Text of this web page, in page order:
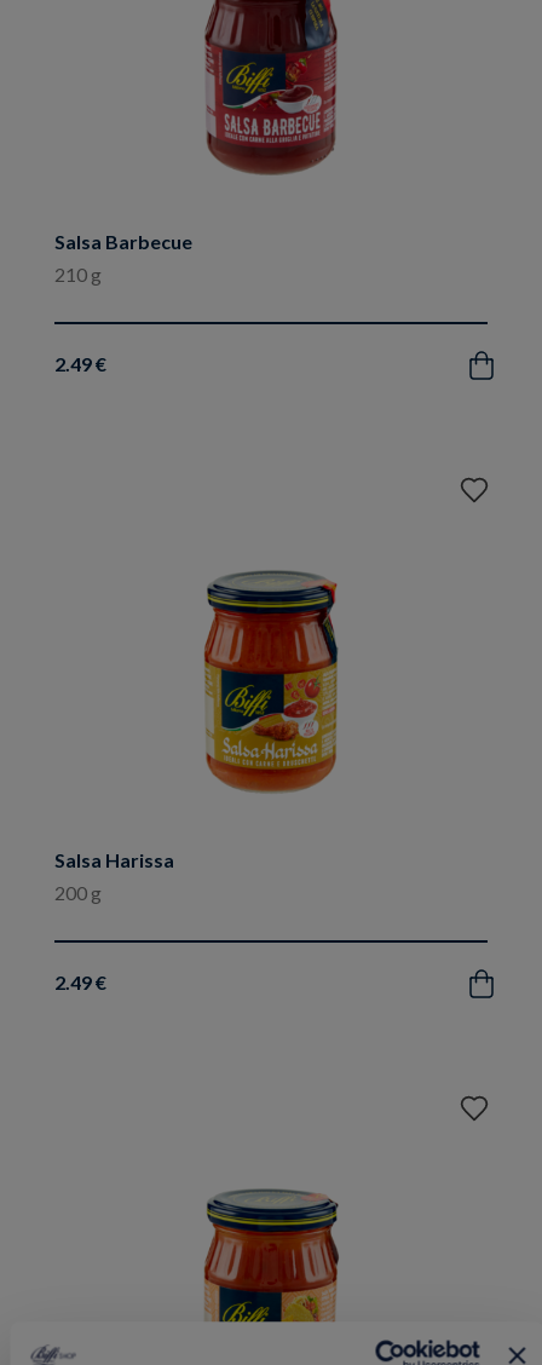
Salsa Barbecue
210 g
2.49 € Acquista
Salsa Harissa
200 g
2.49 € Acquista
Aggiungi
Aggiungi